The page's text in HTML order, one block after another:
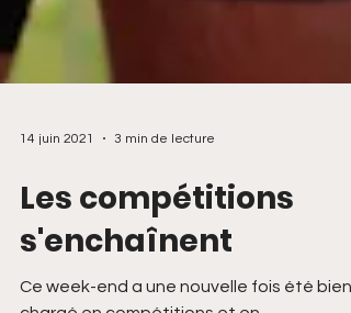
Les compétitions
s'enchaînent